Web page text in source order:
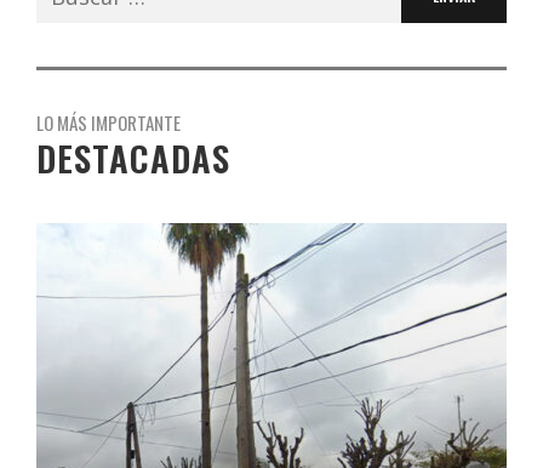
LO MÁS IMPORTANTE
DESTACADAS